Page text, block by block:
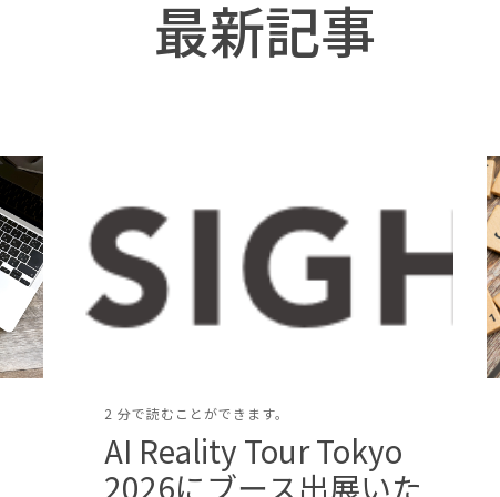
最新記事
2 分で読むことができます。
AI Reality Tour Tokyo
2026にブース出展いた